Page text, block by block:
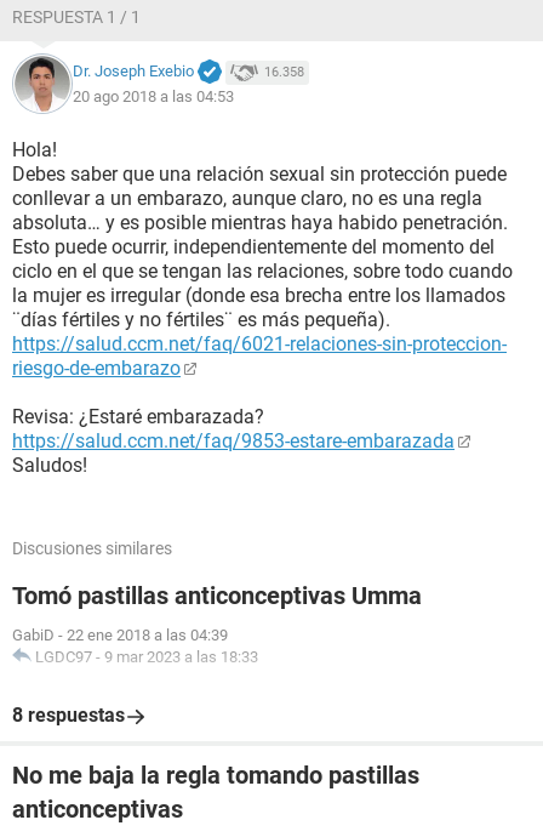
RESPUESTA 1 / 1
Dr. Joseph Exebio 16.358
20 ago 2018 a las 04:53
Hola!
Debes saber que una relación sexual sin protección puede
conllevar a un embarazo, aunque claro, no es una regla
absoluta… y es posible mientras haya habido penetración.
Esto puede ocurrir, independientemente del momento del
ciclo en el que se tengan las relaciones, sobre todo cuando
la mujer es irregular (donde esa brecha entre los llamados
¨días fértiles y no fértiles¨ es más pequeña).
https://salud.ccm.net/faq/6021-relaciones-sin-proteccion-
riesgo-de-embarazo
Revisa: ¿Estaré embarazada?
https://salud.ccm.net/faq/9853-estare-embarazada
Saludos!
Discusiones similares
Tomó pastillas anticonceptivas Umma
GabiD - 22 ene 2018 a las 04:39
LGDC97 - 9 mar 2023 a las 18:33
8 respuestas
No me baja la regla tomando pastillas
anticonceptivas